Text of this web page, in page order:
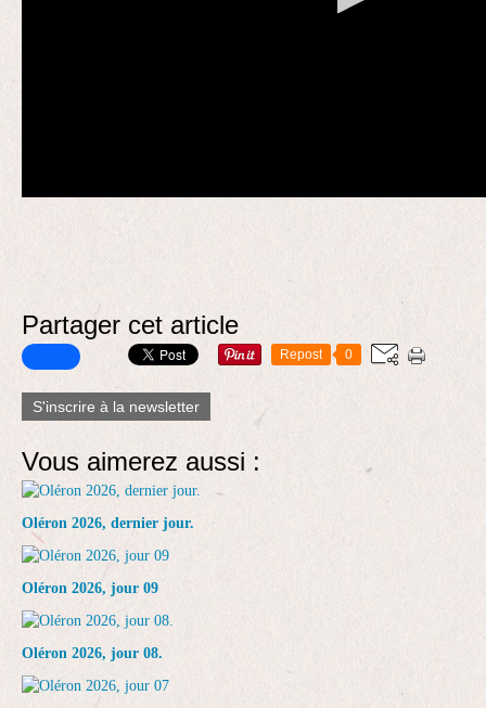
Partager cet article
Repost 0
S'inscrire à la newsletter
Vous aimerez aussi :
Oléron 2026, dernier jour.
Oléron 2026, jour 09
Oléron 2026, jour 08.